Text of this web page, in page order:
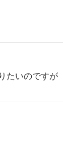
たいのですが